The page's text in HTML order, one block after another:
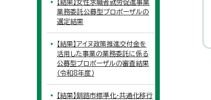
【結果】女性求職者就労促進事業
業務委託公募型プロポーザルの
選定結果
【結果】アイヌ政策推進交付金を
活用した事業の業務委託に係る
公募型プロポーザルの審査結果
（令和8年度）
【結果】釧路市標準化・共通化移行